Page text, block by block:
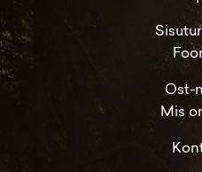
Ost-
Mis